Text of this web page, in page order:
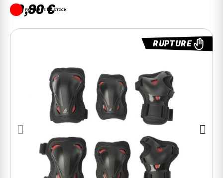
19,90 €
RUPTURE DE STOCK
RUPTURE